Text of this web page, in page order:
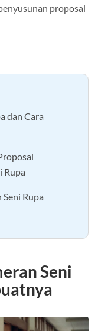
proposal
dan Cara
Rupa
Rupa
Seni